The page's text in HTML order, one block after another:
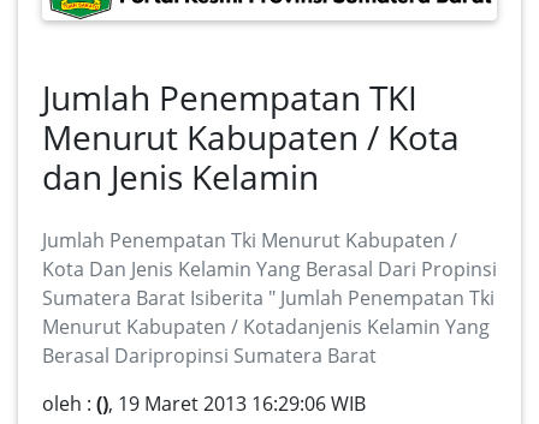
Jumlah Penempatan TKI
Menurut Kabupaten / Kota
dan Jenis Kelamin
Jumlah Penempatan Tki Menurut Kabupaten /
Kota Dan Jenis Kelamin Yang Berasal Dari Propinsi
Sumatera Barat Isiberita " Jumlah Penempatan Tki
Menurut Kabupaten / Kotadanjenis Kelamin Yang
Berasal Daripropinsi Sumatera Barat
oleh : (), 19 Maret 2013 16:29:06 WIB